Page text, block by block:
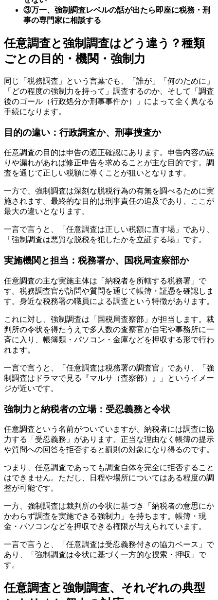
③万一、強制調査レベルの話が出たら即座に税務・刑
事の専門家に相談する
任意調査と強制調査はどう違う？種類
ごとの目的・機関・強制力
同じ「税務調査」という言葉でも、「誰が」「何のために」
「どの程度の強制力を持って」調査するのか、そして「調査
後のゴール（行政処分か刑事事件か）」によって全く異なる
手続になります。
目的の違い：行政調査か、刑事捜査か
任意調査の目的は申告の適正確認にあります。申告内容の誤
りや漏れがあれば修正申告を求めることが主な目的です。調
査を通じて正しい税額に導くことが狙いとなります。
一方で、強制調査は深刻な脱税行為の有無を調べるために実
施されます。最終的な目的は刑事責任の追及であり、ここが
最大の違いとなります。
一言で言うと、「任意調査は正しい税額に直す場」であり、
「強制調査は悪質な脱税を犯したかを立証する場」です。
実施機関と担当：税務署か、国税局査察部か
任意調査の主な実施主体は「納税者を所轄する税務署」で
す。税務調査官が訪問や質問を通じて帳簿・証憑を確認しま
す。身近な税務署の職員による調査という特徴があります。
これに対し、強制調査は「国税局査察部」が担当します。裁
判所の令状を得たうえで多人数の査察官が自宅や事務所に一
斉に入り、帳簿類・パソコン・金庫などを押収する形で行わ
れます。
一言で言うと、「任意調査は税務署の調査官」であり、「強
制調査はドラマで見る『マルサ（査察部）』」というイメー
ジが近いです。
強制力と納税者の立場：受忍義務と令状
任意調査という名前がついていますが、納税者には調査に協
力する「受忍義務」があります。正当な理由なく帳簿の提示
や質問への回答を拒否すると罰則の対象になり得るのです。
つまり、任意調査であっても調査自体を完全に拒否すること
はできません。ただし、日程や場所についてはある程度の調
整が可能です。
一方、強制調査は裁判所の令状に基づき「納税者の意思にか
かわらず調査を実施できる強制力」を持ちます。帳簿・現
金・パソコンなどを押収できる権限が与えられています。
一言で言うと、「任意調査は受忍義務付きの協力ベース」で
あり、「強制調査は令状に基づく一方的な捜索・押収」で
す。
任意調査と強制調査、それぞれの典型